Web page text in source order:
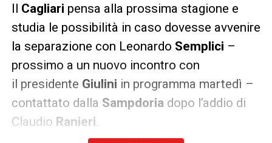
Il Cagliari pensa alla prossima stagione e
studia le possibilità in caso dovesse avvenire
la separazione con Leonardo Semplici –
prossimo a un nuovo incontro con
il presidente Giulini in programma martedì –
contattato dalla Sampdoria dopo l’addio di
Claudio Ranieri.